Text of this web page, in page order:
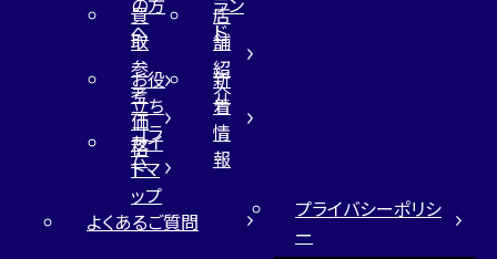
へ
ド
買
取
参
考
価
格
店
舗
紹
介
お役
立ち
コラ
ム
新
着
情
報
サイ
トマ
ップ
よくあるご質問
プライバシーポリシ
ー